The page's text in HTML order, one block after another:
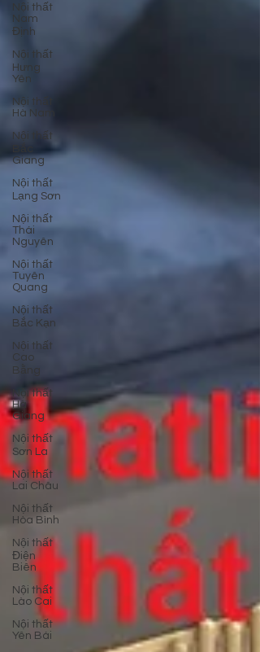
Nội thất
Nam
Định
Nội thất
Hưng
Yên
Nội thất
Hà Nam
Nội thất
Giang
Nội thất
Lạng Sơn
Nội thất
Thái
Nguyên
Nội thất
Tuyên
Quang
Nội thất
Bắc Kạn
Nội thất
Cao
Bằng
Nội thất
Hà
Giang
Nội thất
Sơn La
Nội thất
Lai Châu
Nội thất
Hòa Bình
Nội thất
Điện
Biên
Nội thất
Lào Cai
Nội thất
Yên Bái